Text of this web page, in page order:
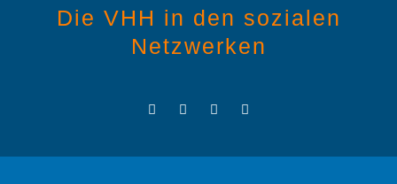
Die VHH in den sozialen
Netzwerken